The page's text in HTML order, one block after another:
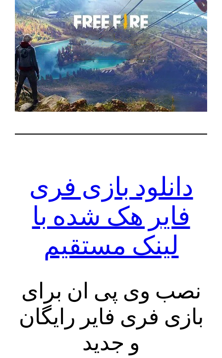
دانلود بازی فری
فایر هک شده با
لینک مستقیم
نصب وی پی ان برای
بازی فری فایر رایگان
و جدید